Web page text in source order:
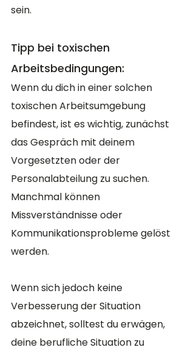
sein.
Tipp bei toxischen
Arbeitsbedingungen:
Wenn du dich in einer solchen
toxischen Arbeitsumgebung
befindest, ist es wichtig, zunächst
das Gespräch mit deinem
Vorgesetzten oder der
Personalabteilung zu suchen.
Manchmal können
Missverständnisse oder
Kommunikationsprobleme gelöst
werden.
Wenn sich jedoch keine
Verbesserung der Situation
abzeichnet, solltest du erwägen,
deine berufliche Situation zu